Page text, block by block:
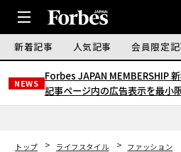
新着記事 人気記事 会員限定
NEWS
Forbes JAPAN MEMBERSHIP 新
記事ページ内の広告表示を最小
トップ ライフスタイル ファッション